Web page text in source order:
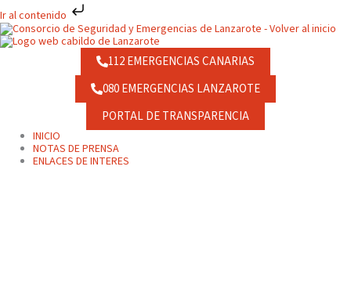
Ir al contenido
al
contenido
112 EMERGENCIAS CANARIAS
080 EMERGENCIAS LANZAROTE
PORTAL DE TRANSPARENCIA
INICIO
NOTAS DE PRENSA
ENLACES DE INTERES